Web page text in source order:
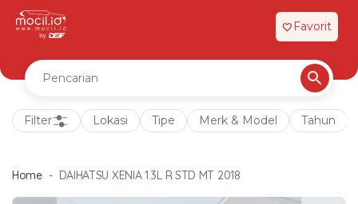
favorite Favorit
Filter Lokasi Tipe Merk & Model Tahun
Home DAIHATSU XENIA 1.3L R STD MT 2018